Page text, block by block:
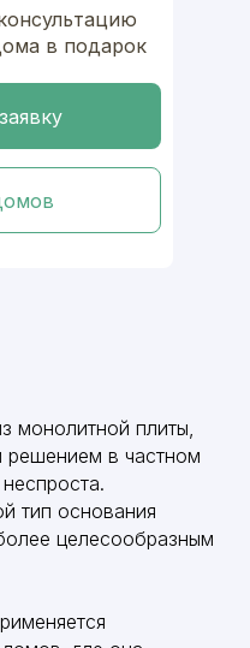
в подарок
монолитной плиты,
решением в частном
тип основания
целесообразным